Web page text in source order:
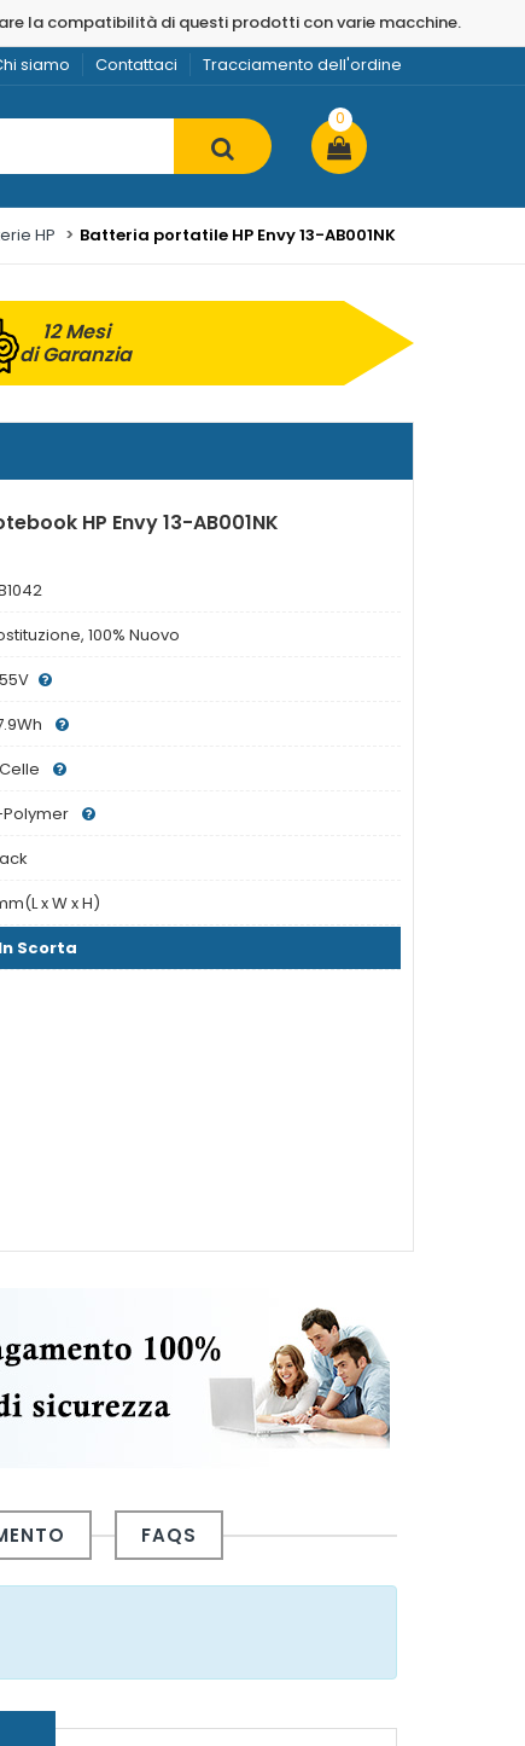
la compatibilità di questi prodotti con varie macchine.
Tracciamento dell'ordine
Contattaci
siamo
0
HP Batteria portatile HP Envy 13-AB001NK
12 Mesi
di Garanzia
HP Envy 13-AB001NK
100% Nuovo
Polymer
x W x H)
In Scorta
FAQS